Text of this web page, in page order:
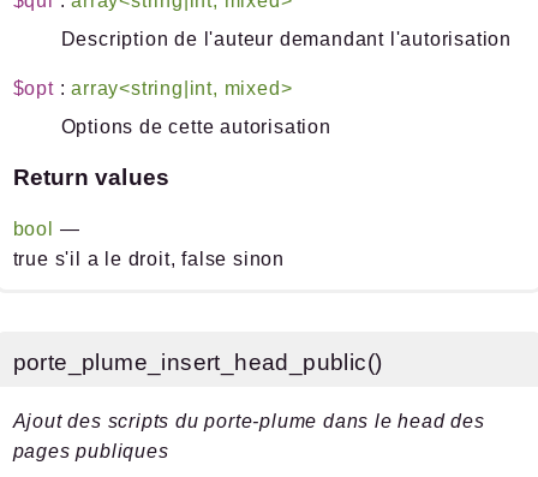
Description de l'auteur demandant l'autorisation
$opt:array<string|int, mixed>
Options de cette autorisation
Return values
bool
—
true s'il a le droit, false sinon
porte_plume_insert_head_public()
Ajout des scripts du porte-plume dans le head des
pages publiques